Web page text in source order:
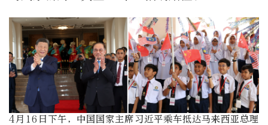
4月16日下午，中国国家主席习近平乘车抵达马来西亚总理